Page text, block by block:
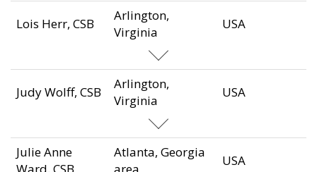
Lois Herr, CSB
Arlington,
Virginia
USA
Judy Wolff, CSB
Arlington,
Virginia
USA
Julie Anne
Ward, CSB
Atlanta, Georgia
area
USA